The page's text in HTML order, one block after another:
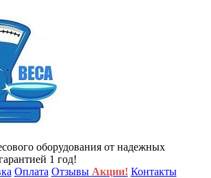
оборудования от надежных
1 год!
Оплата Отзывы Акции! Контакты